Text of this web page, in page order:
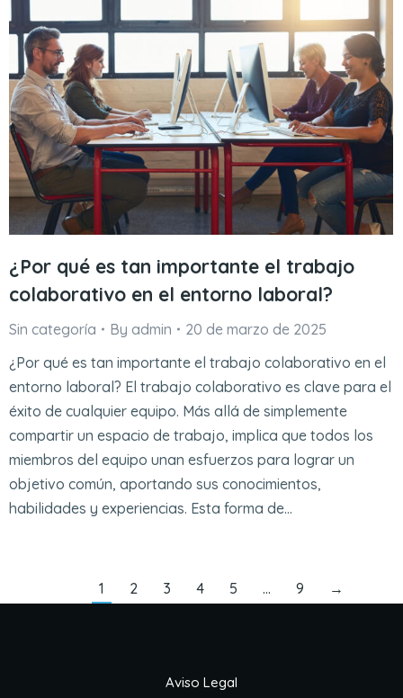
¿Por qué es tan importante el trabajo
colaborativo en el entorno laboral?
Sin categoría By admin
20 de marzo de 2025
¿Por qué es tan importante el trabajo colaborativo en el
entorno laboral? El trabajo colaborativo es clave para el
éxito de cualquier equipo. Más allá de simplemente
compartir un espacio de trabajo, implica que todos los
miembros del equipo unan esfuerzos para lograr un
objetivo común, aportando sus conocimientos,
habilidades y experiencias. Esta forma de…
1 2 3 4 5 … 9 →
Aviso Legal